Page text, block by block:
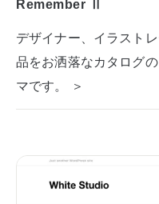
Remember Ⅱ
デザイナー、イラスト
品をお洒落なカタログ
マです。 ＞